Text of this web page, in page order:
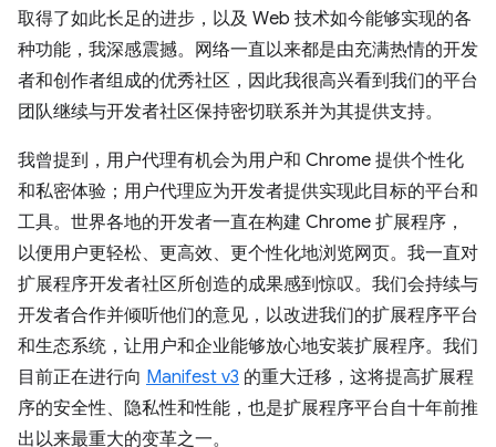
取得了如此长足的进步，以及 Web 技术如今能够实现的各
种功能，我深感震撼。网络一直以来都是由充满热情的开发
者和创作者组成的优秀社区，因此我很高兴看到我们的平台
团队继续与开发者社区保持密切联系并为其提供支持。
我曾提到，用户代理有机会为用户和 Chrome 提供个性化
和私密体验；用户代理应为开发者提供实现此目标的平台和
工具。世界各地的开发者一直在构建 Chrome 扩展程序，
以便用户更轻松、更高效、更个性化地浏览网页。我一直对
扩展程序开发者社区所创造的成果感到惊叹。我们会持续与
开发者合作并倾听他们的意见，以改进我们的扩展程序平台
和生态系统，让用户和企业能够放心地安装扩展程序。我们
目前正在进行向 Manifest v3 的重大迁移，这将提高扩展程
序的安全性、隐私性和性能，也是扩展程序平台自十年前推
出以来最重大的变革之一。